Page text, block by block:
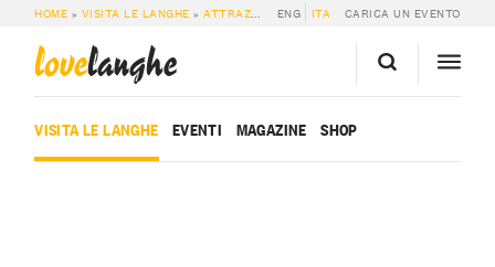
HOME » VISITA LE LANGHE »ATTRAZIONI »CASTELLO COLONNA
ENG ITA CARICA UN EVENTO
lovelanghe
VISITA LE LANGHE EVENTI MAGAZINE SHOP